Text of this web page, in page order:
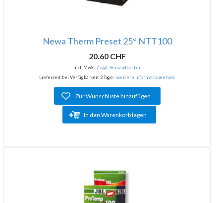
Newa Therm Preset 25° NTT100
20.60 CHF
inkl. MwSt. /zzgl. Versandkosten
Lieferzeit bei Verfügbarkeit 2 Tage -weitere Informationen hier
Zur Wunschliste hinzufügen
In den Warenkorb legen